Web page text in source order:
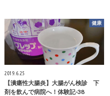
健康
2019.6.25
【潰瘍性大腸炎】大腸がん検診 下
剤を飲んで病院へ！体験記-38